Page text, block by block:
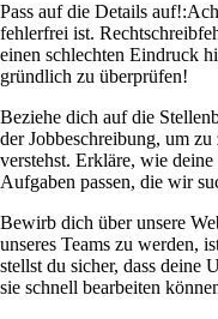
Pass auf die Details auf!:
fehlerfrei ist.
einen schlechten Eindruck
gründlich zu überprüfen!
Beziehe dich auf die
der Jobbeschreibung, um
verstehst. Erkläre, wie
Aufgaben passen, die wir
Bewirb dich über unsere
unseres Teams zu werden,
stellst du sicher, dass deine
sie schnell bearbeiten